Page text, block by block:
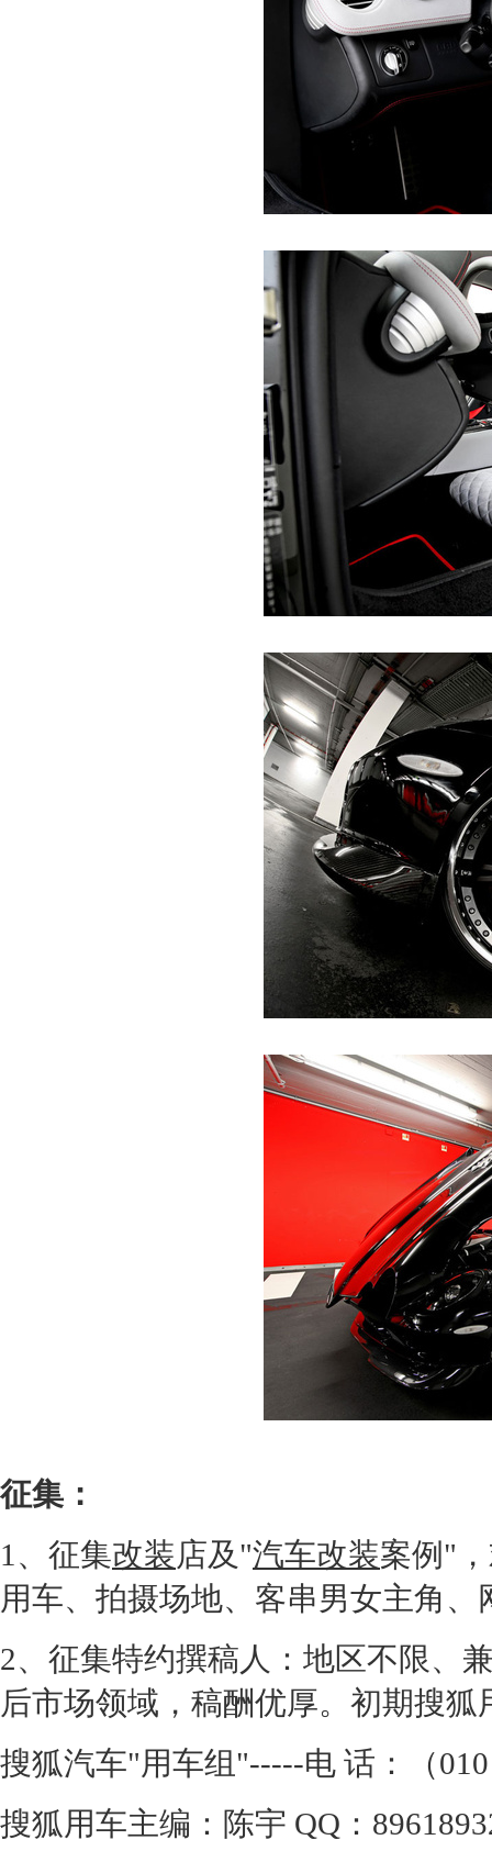
征集：
1、征集改装店及"汽车改装案例"
用车、拍摄场地、客串男女主角
2、征集特约撰稿人：地区不限、
后市场领域，稿酬优厚。初期搜
搜狐汽车"用车组"-----电 话：（
搜狐用车主编：陈宇 QQ：